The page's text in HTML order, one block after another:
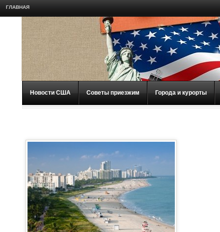
ГЛАВНАЯ
Новости США Советы приезжим Города и курорты